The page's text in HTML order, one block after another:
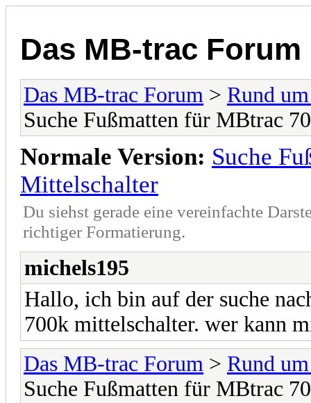
Das MB-trac Forum
Das MB-trac Forum > Rund
Suche Fußmatten für MBtrac
Normale Version: Suche
Mittelschalter
Du siehst gerade eine vereinfachte
richtiger Formatierung.
michels195
Hallo, ich bin auf der suche
700k mittelschalter. wer kann
Das MB-trac Forum > Rund
Suche Fußmatten für MBtrac